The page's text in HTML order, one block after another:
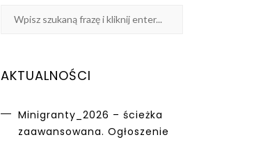
AKTUALNOŚCI
Minigranty_2026 – ścieżka
zaawansowana. Ogłoszenie